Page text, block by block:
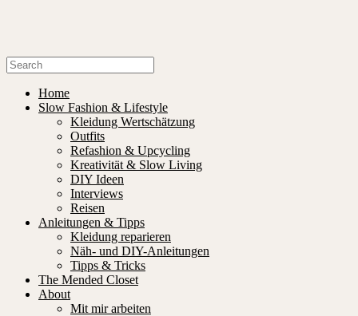
Home
Slow Fashion & Lifestyle
Kleidung Wertschätzung
Outfits
Refashion & Upcycling
Kreativität & Slow Living
DIY Ideen
Interviews
Reisen
Anleitungen & Tipps
Kleidung reparieren
Näh- und DIY-Anleitungen
Tipps & Tricks
The Mended Closet
About
Mit mir arbeiten